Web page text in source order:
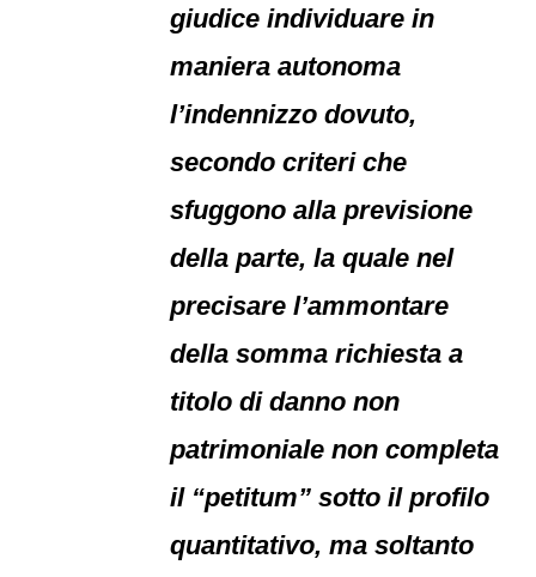
giudice individuare in
maniera autonoma
l’indennizzo dovuto,
secondo criteri che
sfuggono alla previsione
della parte, la quale nel
precisare l’ammontare
della somma richiesta a
titolo di danno non
patrimoniale non completa
il “petitum” sotto il profilo
quantitativo, ma soltanto